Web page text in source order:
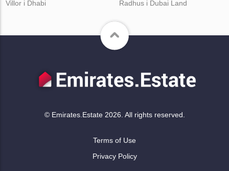
Villor i Dhabi
Radhus i Dubai Land
© Emirates.Estate 2026. All rights reserved.
Terms of Use
Privacy Policy